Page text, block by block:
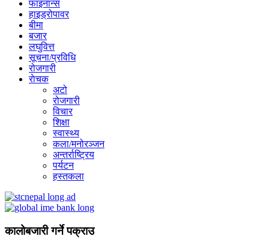
फाइनान्स
हाइड्रोपावर
बीमा
बजार
लघुवित्त
सूचना/प्रविधि
रोजगारी
राेचक
अटो
रोजगारी
विचार
शिक्षा
स्वास्थ्य
कला/मनोरञ्जन
अन्तर्राष्ट्रिय
पर्यटन
हस्तकला
कालोबजारी गर्ने पक्राउ